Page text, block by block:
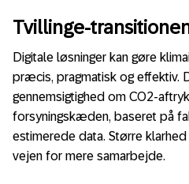
Tvillinge-
Digitale løsninger kan gøre
præcis, pragmatisk og effektiv.
gennemsigtighed om CO2-
forsyningskæden, baseret på
estimerede data. Større
vejen for mere samarbejde.